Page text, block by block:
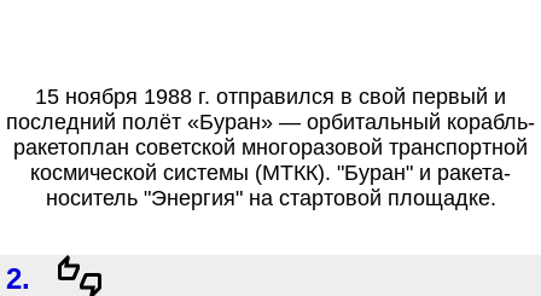
15 ноября 1988 г. отправился в свой первый и
последний полёт «Буран» — орбитальный корабль-
ракетоплан советской многоразовой транспортной
космической системы (МТКК). "Буран" и ракета-
носитель "Энергия" на стартовой площадке.
2.